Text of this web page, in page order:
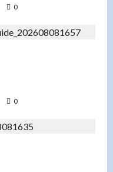
0
0